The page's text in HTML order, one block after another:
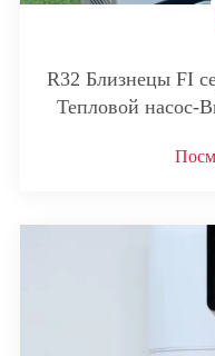
R32 Близнецы FI
Тепловой насос-